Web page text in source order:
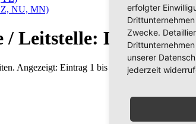
NU, MN)
/ Leitstelle: Leitstelle
Angezeigt: Eintrag 1 bis 24.
erfolgter
Zwecke.
unserer
jederzeit